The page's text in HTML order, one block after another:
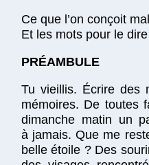
Ce que l’on conçoit
Et les mots pour le
PRÉAMBULE
Tu vieillis. Écrire des
mémoires. De toutes
dimanche matin un
à jamais. Que me
belle étoile ? Des